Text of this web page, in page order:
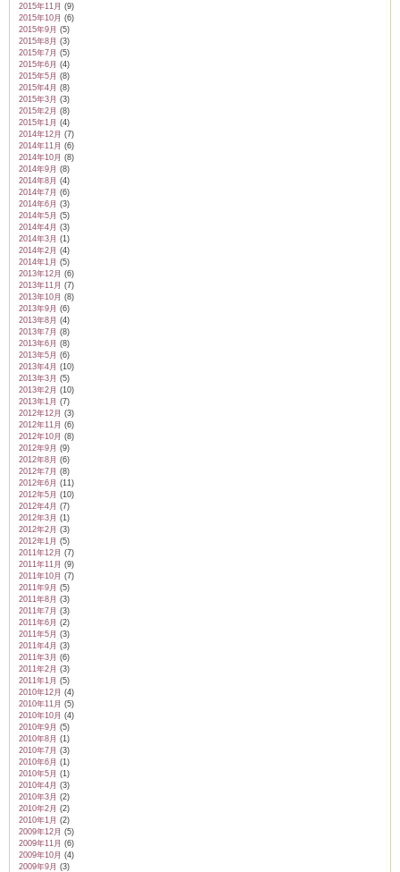
2015年11月 (9)
2015年10月 (6)
2015年9月 (5)
2015年8月 (3)
2015年7月 (5)
2015年6月 (4)
2015年5月 (8)
2015年4月 (8)
2015年3月 (3)
2015年2月 (8)
2015年1月 (4)
2014年12月 (7)
2014年11月 (6)
2014年10月 (8)
2014年9月 (8)
2014年8月 (4)
2014年7月 (6)
2014年6月 (3)
2014年5月 (5)
2014年4月 (3)
2014年3月 (1)
2014年2月 (4)
2014年1月 (5)
2013年12月 (6)
2013年11月 (7)
2013年10月 (8)
2013年9月 (6)
2013年8月 (4)
2013年7月 (8)
2013年6月 (8)
2013年5月 (6)
2013年4月 (10)
2013年3月 (5)
2013年2月 (10)
2013年1月 (7)
2012年12月 (3)
2012年11月 (6)
2012年10月 (8)
2012年9月 (9)
2012年8月 (6)
2012年7月 (8)
2012年6月 (11)
2012年5月 (10)
2012年4月 (7)
2012年3月 (1)
2012年2月 (3)
2012年1月 (5)
2011年12月 (7)
2011年11月 (9)
2011年10月 (7)
2011年9月 (5)
2011年8月 (3)
2011年7月 (3)
2011年6月 (2)
2011年5月 (3)
2011年4月 (3)
2011年3月 (6)
2011年2月 (3)
2011年1月 (5)
2010年12月 (4)
2010年11月 (5)
2010年10月 (4)
2010年9月 (5)
2010年8月 (1)
2010年7月 (3)
2010年6月 (1)
2010年5月 (1)
2010年4月 (3)
2010年3月 (2)
2010年2月 (2)
2010年1月 (2)
2009年12月 (5)
2009年11月 (6)
2009年10月 (4)
2009年9月 (3)